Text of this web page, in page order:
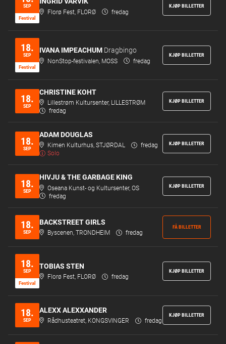
SEP
Festi­val
Florø Fest, FLORØ fredag
KJØP BILLETTER
18.
SEP
Festi­val
IVANA IMPEACHUM Dragbingo
NonStop-festivalen, MOSS fredag
KJØP BILLETTER
18.
SEP
CHRISTINE KOHT
Lillestrøm Kultursenter, LILLESTRØM
fredag
KJØP BILLETTER
18.
SEP
ADAM DOUGLAS
Kimen Kulturhus, STJØRDAL
fredag
Solo
KJØP BILLETTER
18.
SEP
HIVJU & THE GARBAGE KING
Oseana Kunst- og Kultursenter, OS
fredag
KJØP BILLETTER
18.
SEP
BACKSTREET GIRLS
Byscenen, TRONDHEIM fredag
FÅ BILLETTER
18.
SEP
Festi­val
TOBIAS STEN
Florø Fest, FLORØ fredag
KJØP BILLETTER
18.
SEP
ALEXX ALEXXANDER
Rådhusteatret, KONGSVINGER fredag
KJØP BILLETTER